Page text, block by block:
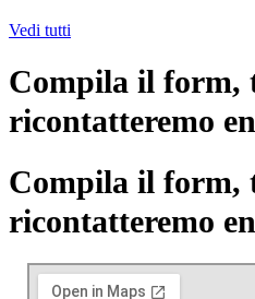
Vedi tutti
Compila il form,
ricontatteremo
Compila il form,
ricontatteremo